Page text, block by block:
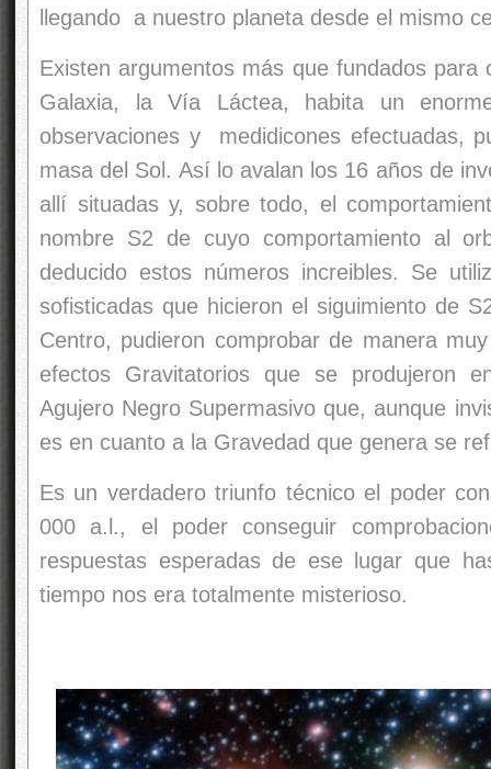
llegando a nuestro planeta desde el mismo
Existen argumentos más que fundados
Galaxia, la Vía Láctea, habita un
observaciones y medidicones efectuadas,
masa del Sol. Así lo avalan los 16 años de
allí situadas y, sobre todo, el
nombre S2 de cuyo comportamiento al
deducido estos números increibles. Se
sofisticadas que hicieron el siguimiento de
Centro, pudieron comprobar de manera
efectos Gravitatorios que se produjeron
Agujero Negro Supermasivo que, aunque
es en cuanto a la Gravedad que genera se
Es un verdadero triunfo técnico el poder
000 a.l., el poder conseguir
respuestas esperadas de ese lugar que
tiempo nos era totalmente misterioso.